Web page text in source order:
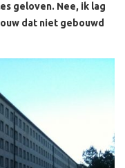
geloven. Nee, ik lag
dat niet gebouwd